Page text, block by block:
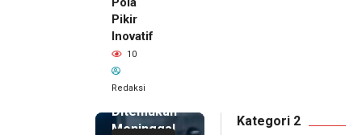
Pikir
Inovatif
10
Redaksi
Pemilik
Royal
Phone
Ditemukan
Meninggal
Kategori 2